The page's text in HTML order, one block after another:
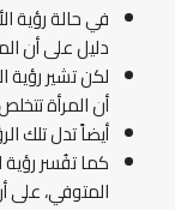
في حالة رؤية
دليل على أن
لكن تشير رؤية
أن المرأة
أيضاً تدل تلك
كما تفُسر رؤية
المتوفي، على